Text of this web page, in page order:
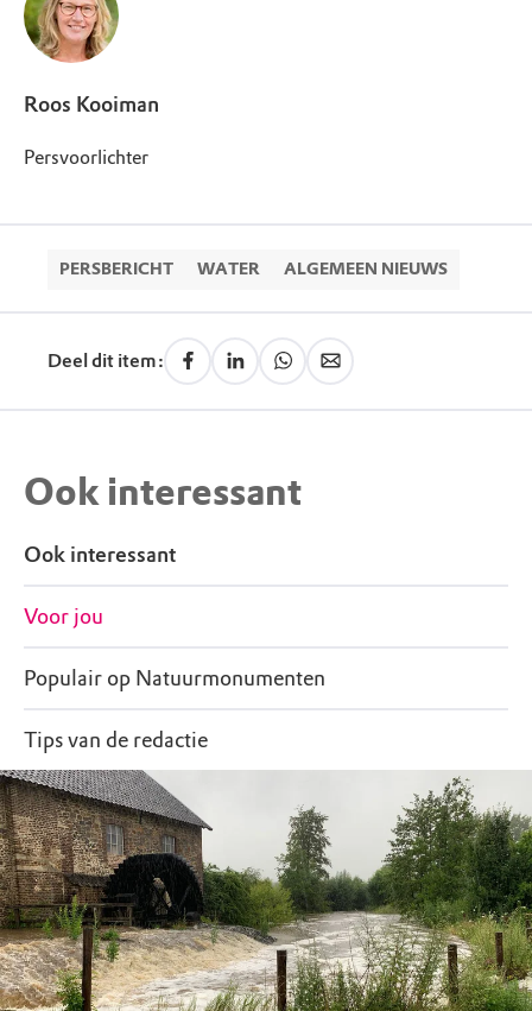
Roos Kooiman
Persvoorlichter
PERSBERICHT WATER ALGEMEEN NIEUWS
Deel dit item:
Ook interessant
Ook interessant
Voor jou
Populair op Natuurmonumenten
Tips van de redactie